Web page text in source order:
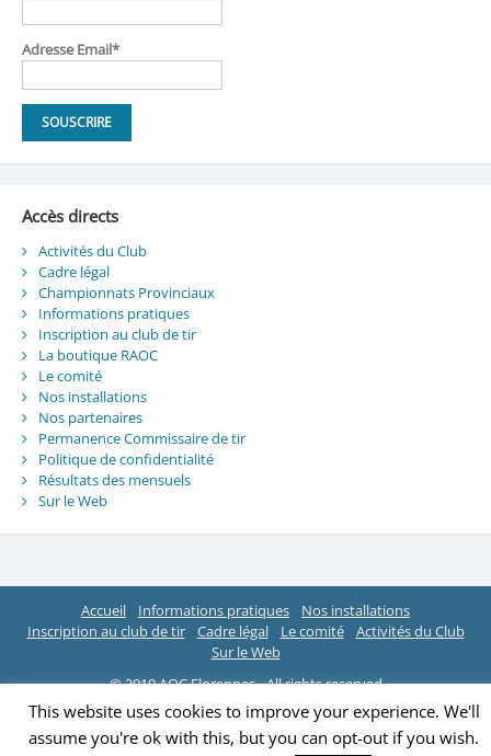
Adresse Email*
Accès directs
Activités du Club
Cadre légal
Championnats Provinciaux
Informations pratiques
Inscription au club de tir
La boutique RAOC
Le comité
Nos installations
Nos partenaires
Permanence Commissaire de tir
Politique de confidentialité
Résultats des mensuels
Sur le Web
Accueil Informations pratiques
Nos installations
Inscription au club de tir
Cadre légal Le comité
Activités du Club
Sur le Web
© 2019 AOC Florennes - All rights reserved
This website uses cookies to improve your experience. We'll
assume you're ok with this, but you can opt-out if you wish.